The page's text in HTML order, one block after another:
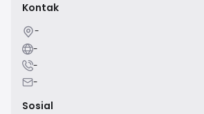
Kontak
-
-
-
-
Sosial